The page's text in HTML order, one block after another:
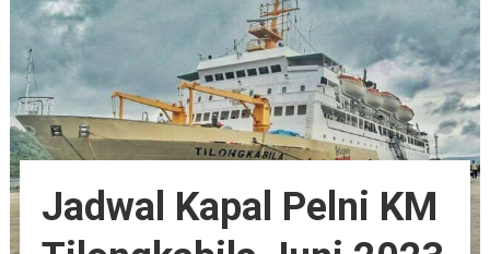
Jadwal Kapal Pelni KM